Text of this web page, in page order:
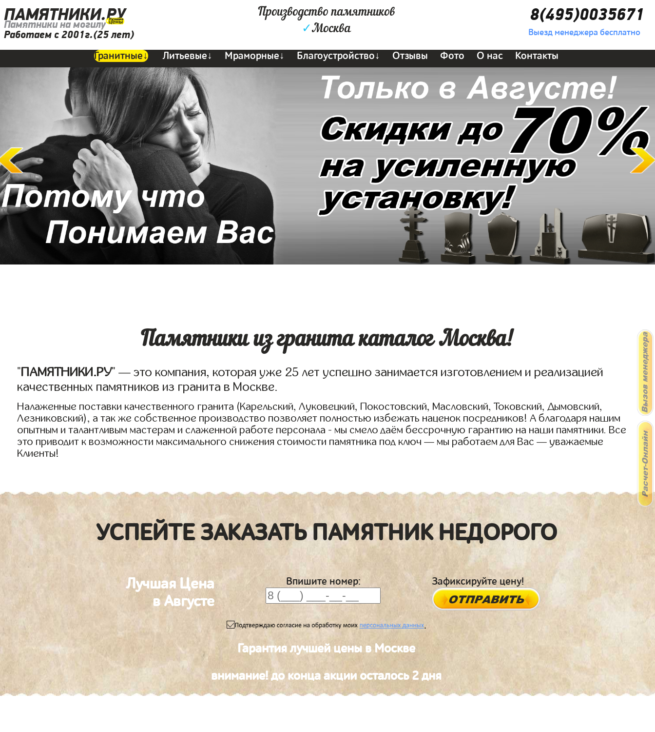
ПАМЯТНИКИ.РУ
Памятники на могилу
Работаем с 2001г.(25 лет)
Производство памятников
✓Москва
8(495)0035671
Выезд менеджера бесплатно
Гранитные↓ Литьевые↓ Мраморные↓ Благоустройство↓ Отзывы Фото О нас Контакты
Памятники из гранита каталог Москва!
"ПАМЯТНИКИ.РУ" — это компания, которая уже 25 лет успешно занимается изготовлением и реализацией
качественных памятников из гранита в Москве.
Налаженные поставки качественного гранита (Карельский, Луковецкий, Покостовский, Масловский, Токовский, Дымовский,
Лезниковский), а так же собственное производство позволяет полностью избежать наценок посредников! А благодаря нашим
опытным и талантливым мастерам и слаженной работе персонала - мы смело даём бессрочную гарантию на наши памятники. Все
это приводит к возможности максимального снижения стоимости памятника под ключ — мы работаем для Вас — уважаемые
Клиенты!
УСПЕЙТЕ ЗАКАЗАТЬ ПАМЯТНИК НЕДОРОГО
Лучшая Цена
в Августе
Впишите номер: Зафиксируйте цену!
.
Гарантия лучшей цены в Москве
внимание! до конца акции осталось 2 дня